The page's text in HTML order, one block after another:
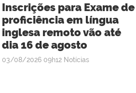
Inscrições para Exame de
proficiência em língua
inglesa remoto vão até
dia 16 de agosto
publicado
03/08/2026 09h12 Notícias